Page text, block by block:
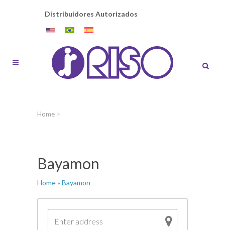
Distribuidores Autorizados
Home >
Bayamon
Home » Bayamon